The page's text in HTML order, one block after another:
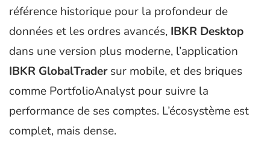
référence historique pour la profondeur de
données et les ordres avancés, IBKR Desktop
dans une version plus moderne, l’application
IBKR GlobalTradersur mobile, et des briques
comme PortfolioAnalyst pour suivre la
performance de ses comptes. L’écosystème est
complet, mais dense.